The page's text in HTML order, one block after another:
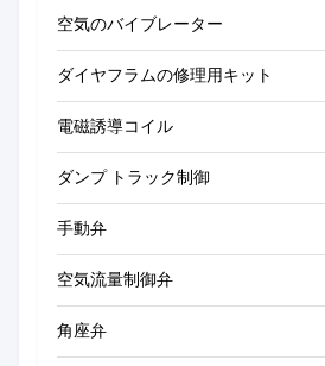
空気のバイブレーター
ダイヤフラムの修理用キット
電磁誘導コイル
ダンプ トラック制御
手動弁
空気流量制御弁
角座弁